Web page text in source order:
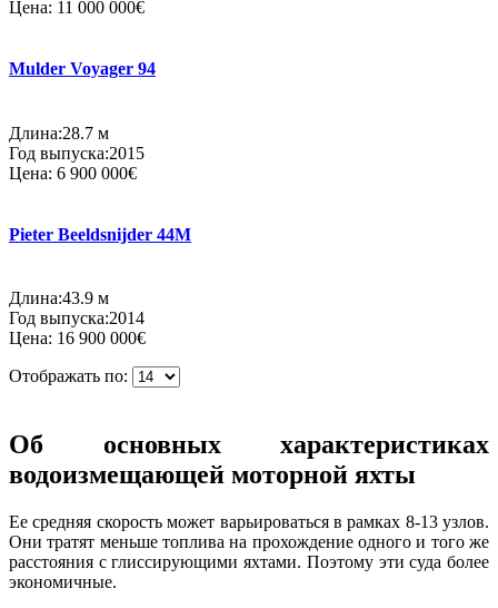
Цена: 11 000 000€
Mulder Voyager 94
Длина:28.7 м
Год выпуска:2015
Цена: 6 900 000€
Pieter Beeldsnijder 44M
Длина:43.9 м
Год выпуска:2014
Цена: 16 900 000€
Отображать по:
Об основных характеристиках
водоизмещающей моторной яхты
Ее средняя скорость может варьироваться в рамках 8-13 узлов.
Они тратят меньше топлива на прохождение одного и того же
расстояния с глиссирующими яхтами. Поэтому эти суда более
экономичные.